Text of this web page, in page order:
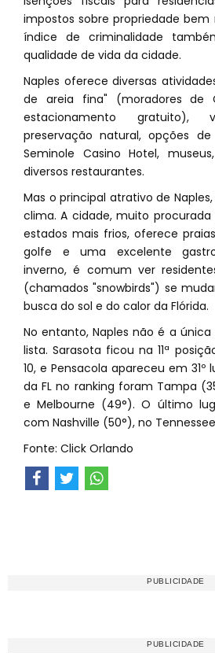
impostos sobre propriedade bem
índice de criminalidade
qualidade de vida da cidade.
Naples oferece diversas
de areia fina" (moradores de
estacionamento
preservação natural, opções
Seminole Casino Hotel,
diversos restaurantes.
Mas o principal atrativo de
clima. A cidade, muito
estados mais frios, oferece
golfe e uma excelente
inverno, é comum ver
(chamados "snowbirds") se
busca do sol e do calor da Flórida.
No entanto, Naples não é a
lista. Sarasota ficou na 11ª
10, e Pensacola apareceu em 31º
da FL no ranking foram Tampa
e Melbourne (49°). O último
com Nashville (50°), no
Fonte: Click Orlando